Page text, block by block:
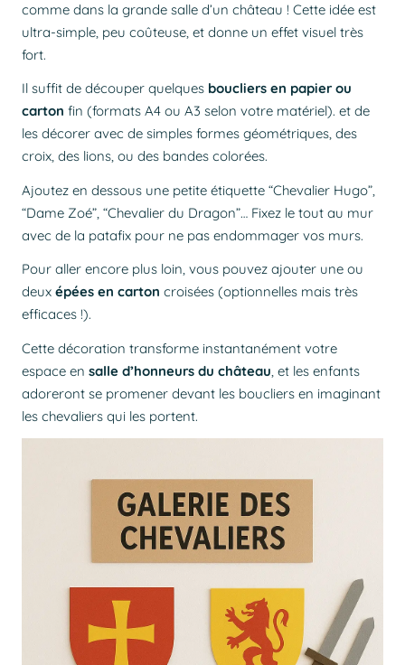
comme dans la grande salle d’un château ! Cette idée est
ultra-simple, peu coûteuse, et donne un effet visuel très
fort.
Il suffit de découper quelques boucliers en papier ou
carton fin (formats A4 ou A3 selon votre matériel). et de
les décorer avec de simples formes géométriques, des
croix, des lions, ou des bandes colorées.
Ajoutez en dessous une petite étiquette “Chevalier Hugo”,
“Dame Zoé”, “Chevalier du Dragon”… Fixez le tout au mur
avec de la patafix pour ne pas endommager vos murs.
Pour aller encore plus loin, vous pouvez ajouter une ou
deux épées en carton croisées (optionnelles mais très
efficaces !).
Cette décoration transforme instantanément votre
espace en salle d’honneurs du château , et les enfants
adoreront se promener devant les boucliers en imaginant
les chevaliers qui les portent.